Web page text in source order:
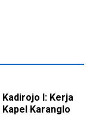
Kadirojo I: Kerja
Kapel Karanglo